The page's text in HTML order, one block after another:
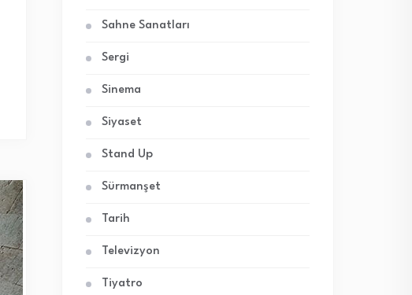
Sahne Sanatları
Sergi
Sinema
Siyaset
Stand Up
Sürmanşet
Tarih
Televizyon
Tiyatro